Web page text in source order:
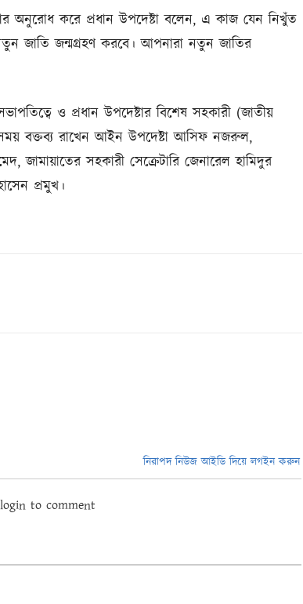
অনুরোধ করে প্রধান উপদেষ্টা বলেন, এ কাজ যেন নিখুঁত
জাতি জন্মগ্রহণ করবে। আপনারা নতুন জাতির
ও প্রধান উপদেষ্টার বিশেষ সহকারী (জাতীয়
বক্তব্য রাখেন আইন উপদেষ্টা আসিফ নজরুল,
জামায়াতের সহকারী সেক্রেটারি জেনারেল হামিদুর
প্রমুখ।
নিরাপদ নিউজ আইডি দিয়ে লগইন করুন
login to comment